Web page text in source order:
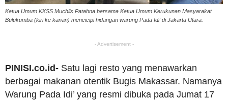
Ketua Umum KKSS Muchlis Patahna bersama Ketua Umum Kerukunan Masyarakat
Bulukumba (kiri ke kanan) mencicipi hidangan warung Pada Idi' di Jakarta Utara.
- Advertisement -
PINISI.co.id- Satu lagi resto yang menawarkan
berbagai makanan otentik Bugis Makassar. Namanya
Warung Pada Idi’ yang resmi dibuka pada Jumat 17